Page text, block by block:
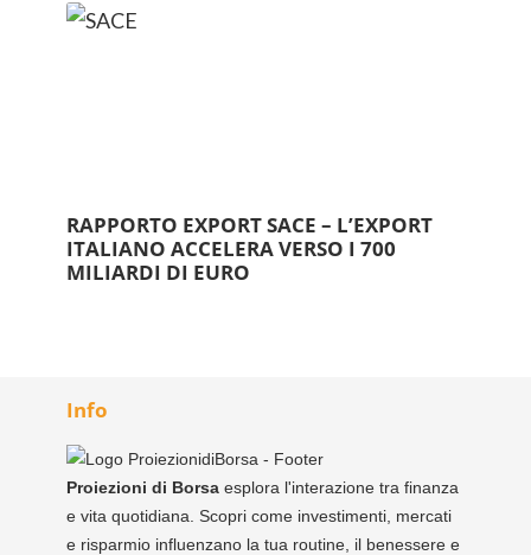
RAPPORTO EXPORT SACE – L’EXPORT
ITALIANO ACCELERA VERSO I 700
MILIARDI DI EURO
Info
Proiezioni di Borsa esplora l'interazione tra finanza
e vita quotidiana. Scopri come investimenti, mercati
e risparmio influenzano la tua routine, il benessere e